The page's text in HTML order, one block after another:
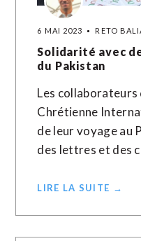
6 MAI 2023 RETO
Solidarité avec
du Pakistan
Les
Chrétienne
de leur voyage au
des lettres et des
LIRE LA SUITE →